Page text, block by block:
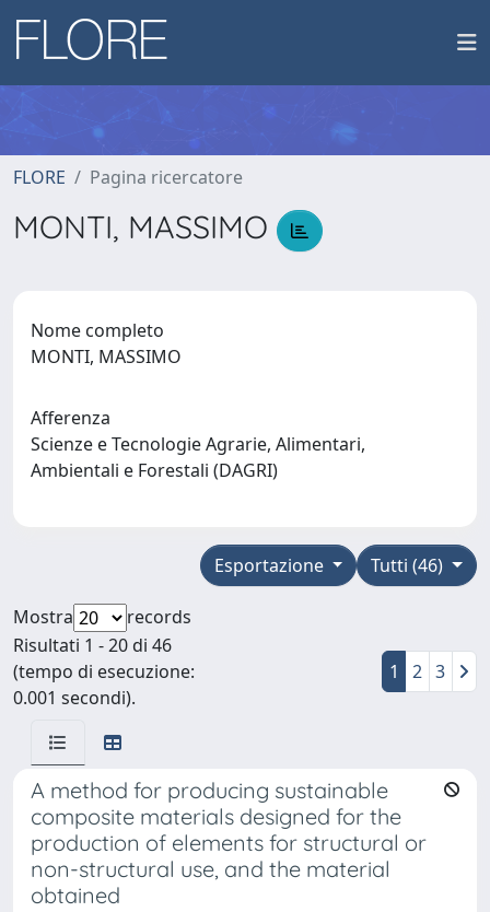
FLORE Pagina ricercatore
MONTI, MASSIMO
Nome completo
MONTI, MASSIMO
Afferenza
Scienze e Tecnologie Agrarie, Alimentari,
Ambientali e Forestali (DAGRI)
Tutti (46)
Esportazione
Mostra
records
Risultati 1 - 20 di 46
(tempo di esecuzione:
0.001 secondi).
1 2 3
A method for producing sustainable
composite materials designed for the
production of elements for structural or
non-structural use, and the material
obtained